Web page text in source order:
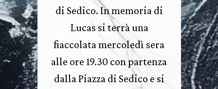
di Sedico. In memoria di
Lucas si terrà una
fiaccolata mercoledì sera
alle ore 19.30 con partenza
dalla Piazza di Sedico e si